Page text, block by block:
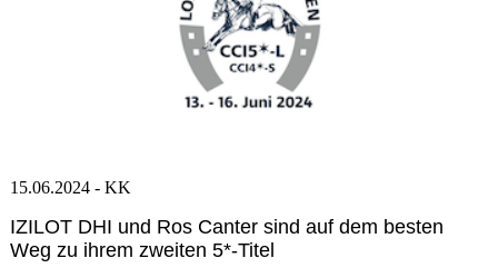
15.06.2024 - KK
IZILOT DHI und Ros Canter sind auf dem besten
Weg zu ihrem zweiten 5*-Titel